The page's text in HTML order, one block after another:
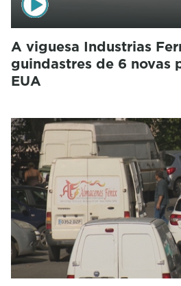
A viguesa Industrias
guindastres de 6 novas
EUA